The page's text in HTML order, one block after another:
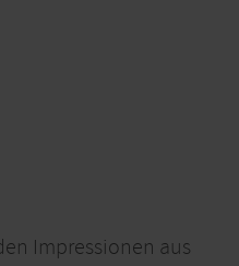
Impressionen aus